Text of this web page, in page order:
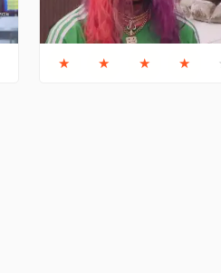
★ ★ ★ ★